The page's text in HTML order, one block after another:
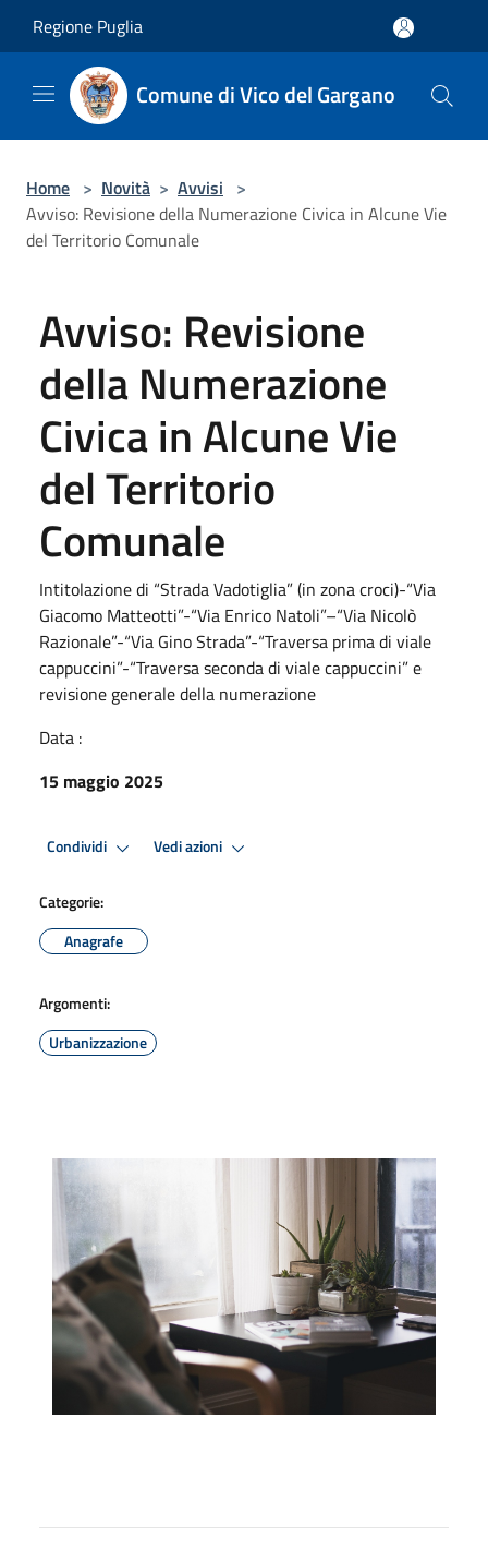
Regione Puglia
Comune di Vico del Gargano
Home > Novità > Avvisi >
Avviso: Revisione della Numerazione Civica in Alcune Vie
del Territorio Comunale
Avviso: Revisione
della Numerazione
Civica in Alcune Vie
del Territorio
Comunale
Intitolazione di “Strada Vadotiglia” (in zona croci)-“Via
Giacomo Matteotti”-“Via Enrico Natoli”–“Via Nicolò
Razionale”-“Via Gino Strada”-“Traversa prima di viale
cappuccini”-“Traversa seconda di viale cappuccini” e
revisione generale della numerazione
Data :
15 maggio 2025
Condividi Vedi azioni
Categorie:
Anagrafe
Argomenti:
Urbanizzazione